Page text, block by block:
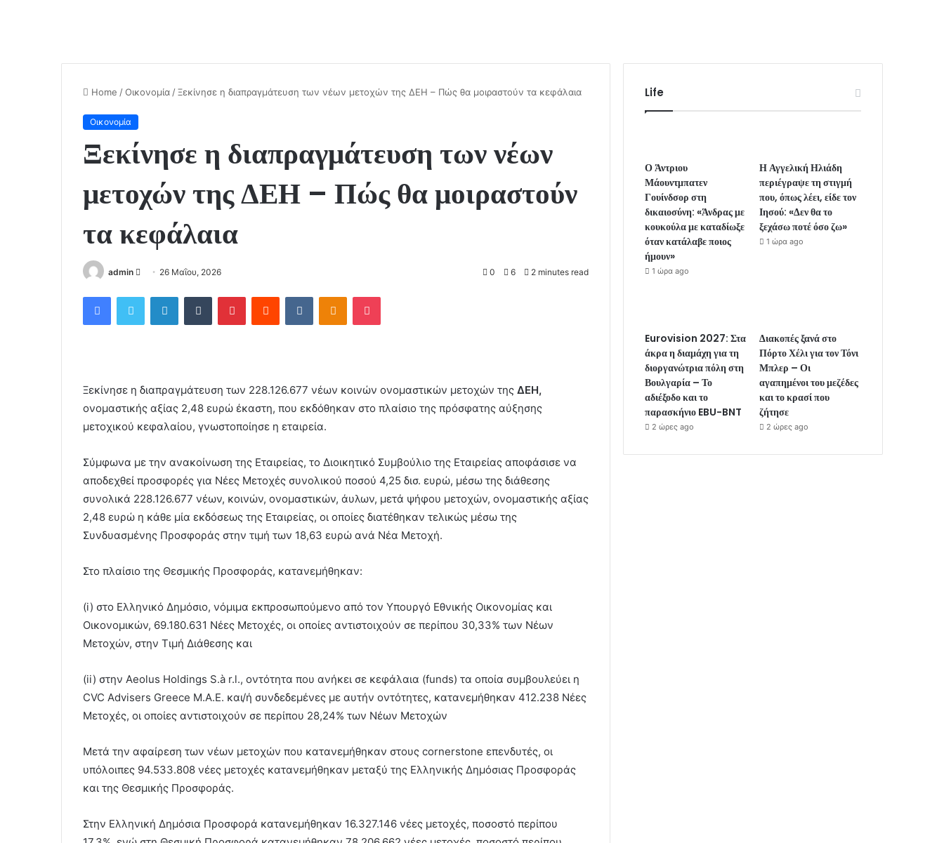
Home /Οικονομία /Ξεκίνησε η διαπραγμάτευση των νέων μετοχών της ΔΕΗ – Πώς θα μοιραστούν τα κεφάλαια
Οικονομία
Ξεκίνησε η διαπραγμάτευση των νέων
μετοχών της ΔΕΗ – Πώς θα μοιραστούν
τα κεφάλαια
admin
d
m
a
i
26 Μαΐου, 2026 0 6 2 minutes read
Ξεκίνησε η διαπραγμάτευση των 228.126.677 νέων κοινών ονομαστικών μετοχών της ΔΕΗ,
ονομαστικής αξίας 2,48 ευρώ έκαστη, που εκδόθηκαν στο πλαίσιο της πρόσφατης αύξησης
μετοχικού κεφαλαίου, γνωστοποίησε η εταιρεία.
Σύμφωνα με την ανακοίνωση της Εταιρείας, το Διοικητικό Συμβούλιο της Εταιρείας αποφάσισε να
αποδεχθεί προσφορές για Νέες Μετοχές συνολικού ποσού 4,25 δισ. ευρώ, μέσω της διάθεσης
συνολικά 228.126.677 νέων, κοινών, ονομαστικών, άυλων, μετά ψήφου μετοχών, ονομαστικής αξίας
2,48 ευρώ η κάθε μία εκδόσεως της Εταιρείας, οι οποίες διατέθηκαν τελικώς μέσω της
Συνδυασμένης Προσφοράς στην τιμή των 18,63 ευρώ ανά Νέα Μετοχή.
Στο πλαίσιο της Θεσμικής Προσφοράς, κατανεμήθηκαν:
(i) στο Ελληνικό Δημόσιο, νόμιμα εκπροσωπούμενο από τον Υπουργό Εθνικής Οικονομίας και
Οικονομικών, 69.180.631 Νέες Μετοχές, οι οποίες αντιστοιχούν σε περίπου 30,33% των Νέων
Μετοχών, στην Τιμή Διάθεσης και
(ii) στην Aeolus Holdings S.à r.l., oντότητα που ανήκει σε κεφάλαια (funds) τα οποία συμβουλεύει η
CVC Advisers Greece Μ.Α.Ε. και/ή συνδεδεμένες με αυτήν οντότητες, κατανεμήθηκαν 412.238 Νέες
Μετοχές, οι οποίες αντιστοιχούν σε περίπου 28,24% των Νέων Μετοχών
Μετά την αφαίρεση των νέων μετοχών που κατανεμήθηκαν στους cornerstone επενδυτές, οι
υπόλοιπες 94.533.808 νέες μετοχές κατανεμήθηκαν μεταξύ της Ελληνικής Δημόσιας Προσφοράς
και της Θεσμικής Προσφοράς.
Στην Ελληνική Δημόσια Προσφορά κατανεμήθηκαν 16.327.146 νέες μετοχές, ποσοστό περίπου
Life
Ο Άντριου
Μάουντμπατεν
Γουίνδσορ στη
δικαιοσύνη: «Άνδρας με
κουκούλα με καταδίωξε
όταν κατάλαβε ποιος
ήμουν»
1 ώρα ago
Η Αγγελική Ηλιάδη
περιέγραψε τη στιγμή
που, όπως λέει, είδε τον
Ιησού: «Δεν θα το
ξεχάσω ποτέ όσο ζω»
1 ώρα ago
Eurovision 2027: Στα
άκρα η διαμάχη για τη
διοργανώτρια πόλη στη
Βουλγαρία – Το
αδιέξοδο και το
παρασκήνιο EBU-BNT
2 ώρες ago
Διακοπές ξανά στο
Πόρτο Χέλι για τον Τόνι
Μπλερ – Οι
αγαπημένοι του μεζέδες
και το κρασί που
ζήτησε
2 ώρες ago